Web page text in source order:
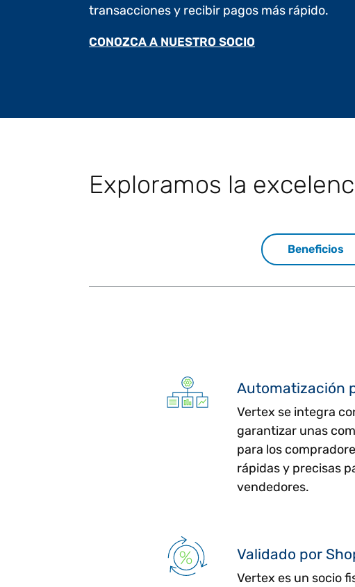
transacciones y recibir pagos más rápido.
CONOZCA A NUESTRO SOCIO
Exploramos la
Beneficios
Automatización
Vertex se integra
garantizar unas
para los
rápidas y precisas
vendedores.
Validado por
Vertex es un socio